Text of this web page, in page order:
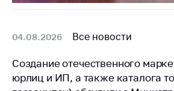
деятельность в
Беларусь
Защита
04.08.2026 Все новости
Создание отечественного
юрлиц и ИП, а также каталога